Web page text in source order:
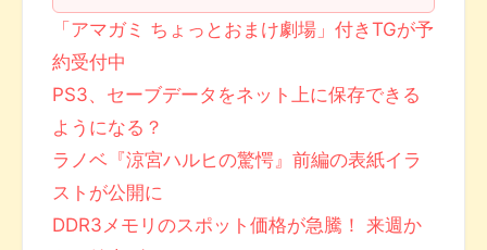
「アマガミ ちょっとおまけ劇場」付きTGが予
約受付中
PS3、セーブデータをネット上に保存できる
ようになる？
ラノベ『涼宮ハルヒの驚愕』前編の表紙イラ
ストが公開に
DDR3メモリのスポット価格が急騰！ 来週か